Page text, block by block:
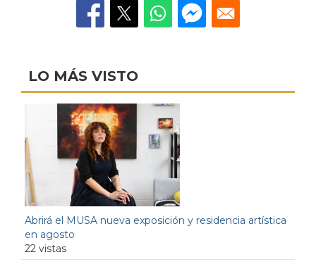
LO MÁS VISTO
Abrirá el MUSA nueva exposición y residencia artística
en agosto
22 vistas